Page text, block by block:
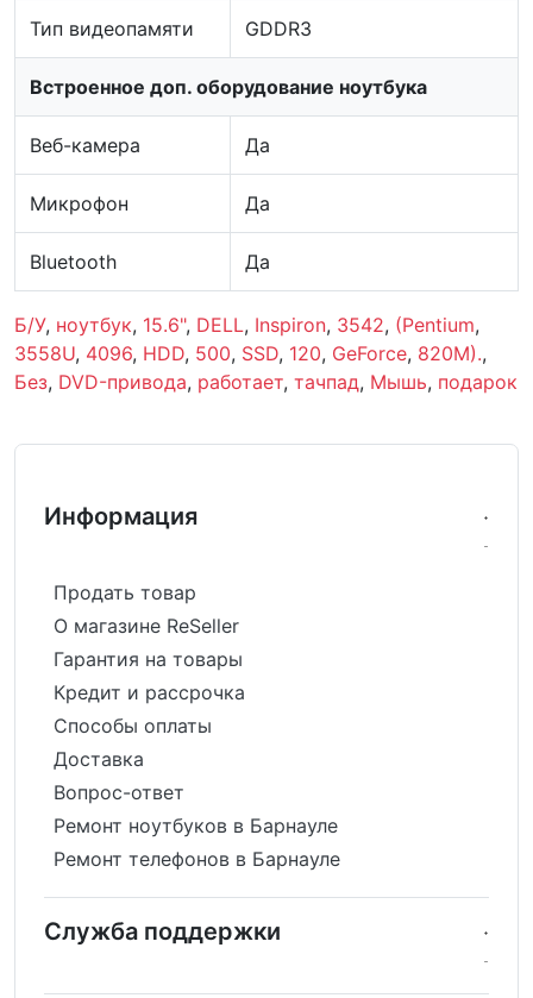
Тип видеопамяти GDDR3
Встроенное доп. оборудование ноутбука
Веб-камера Да
Микрофон Да
Bluetooth Да
Б/У, ноутбук, 15.6", DELL, Inspiron, 3542, (Pentium,
3558U, 4096, HDD, 500, SSD, 120, GeForce, 820M).,
Без, DVD-привода, работает, тачпад, Мышь, подарок
Информация
Продать товар
О магазине ReSeller
Гарантия на товары
Кредит и рассрочка
Способы оплаты
Доставка
Вопрос-ответ
Ремонт ноутбуков в Барнауле
Ремонт телефонов в Барнауле
Служба поддержки